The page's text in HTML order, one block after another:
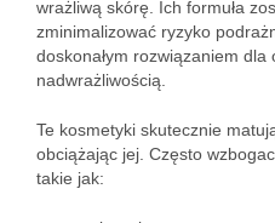
wrażliwą skórę. Ich formuła
zminimalizować ryzyko
doskonałym rozwiązaniem
nadwrażliwością.
Te kosmetyki skutecznie
obciążając jej. Często
takie jak: